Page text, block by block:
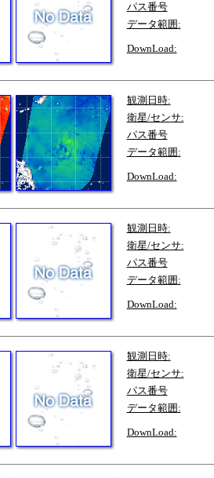
パス番号
データ範囲:
DownLoad:
観測日時:
衛星/センサ:
パス番号
データ範囲:
DownLoad:
観測日時:
衛星/センサ:
パス番号
データ範囲:
DownLoad:
観測日時:
衛星/センサ:
パス番号
データ範囲:
DownLoad: